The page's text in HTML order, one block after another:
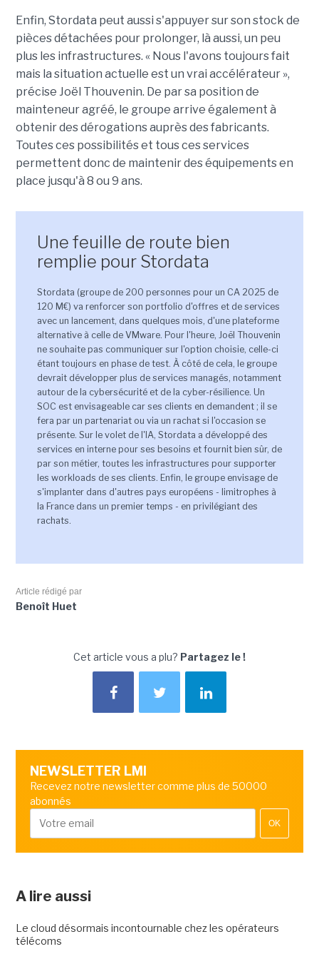
Enfin, Stordata peut aussi s'appuyer sur son stock de
pièces détachées pour prolonger, là aussi, un peu
plus les infrastructures. « Nous l'avons toujours fait
mais la situation actuelle est un vrai accélérateur »,
précise Joël Thouvenin. De par sa position de
mainteneur agréé, le groupe arrive également à
obtenir des dérogations auprès des fabricants.
Toutes ces possibilités et tous ces services
permettent donc de maintenir des équipements en
place jusqu'à 8 ou 9 ans.
Une feuille de route bien
remplie pour Stordata
Stordata (groupe de 200 personnes pour un CA 2025 de
120 M€) va renforcer son portfolio d'offres et de services
avec un lancement, dans quelques mois, d'une plateforme
alternative à celle de VMware. Pour l'heure, Joël Thouvenin
ne souhaite pas communiquer sur l'option choisie, celle-ci
étant toujours en phase de test. À côté de cela, le groupe
devrait développer plus de services managés, notamment
autour de la cybersécurité et de la cyber-résilience. Un
SOC est envisageable car ses clients en demandent ; il se
fera par un partenariat ou via un rachat si l'occasion se
présente. Sur le volet de l'IA, Stordata a développé des
services en interne pour ses besoins et fournit bien sûr, de
par son métier, toutes les infrastructures pour supporter
les workloads de ses clients. Enfin, le groupe envisage de
s'implanter dans d'autres pays européens - limitrophes à
la France dans un premier temps - en privilégiant des
rachats.
Article rédigé par
Benoît Huet
Cet article vous a plu? Partagez le !
NEWSLETTER LMI
Recevez notre newsletter comme plus de 50000
abonnés
OK
A lire aussi
Le cloud désormais incontournable chez les opérateurs
télécoms